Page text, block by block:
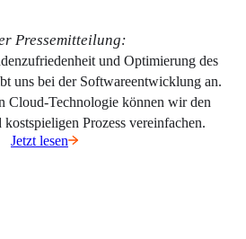
Pressemitteilung:
und Optimierung des
uns bei der Softwareentwicklung an.
Cloud-Technologie können wir den
Prozess vereinfachen.
Jetzt lesen